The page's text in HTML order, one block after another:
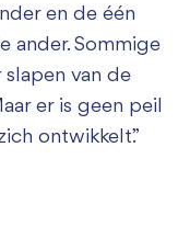
en de één
ander. Sommige
slapen van de
er is geen peil
ontwikkelt.”